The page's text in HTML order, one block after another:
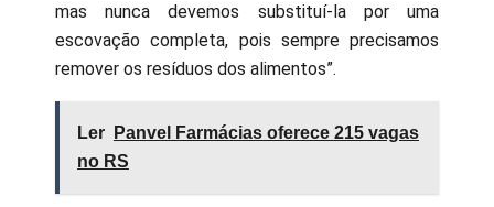
mas nunca devemos substituí-la por uma
escovação completa, pois sempre precisamos
remover os resíduos dos alimentos”.
Ler
Panvel Farmácias oferece 215 vagas
no RS